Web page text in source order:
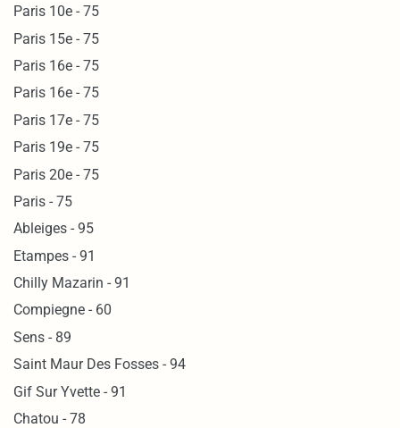
Paris 10e - 75
Paris 15e - 75
Paris 16e - 75
Paris 16e - 75
Paris 17e - 75
Paris 19e - 75
Paris 20e - 75
Paris - 75
Ableiges - 95
Etampes - 91
Chilly Mazarin - 91
Compiegne - 60
Sens - 89
Saint Maur Des Fosses - 94
Gif Sur Yvette - 91
Chatou - 78